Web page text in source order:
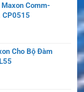
Comm-
CP0515
Cho Bộ Đàm